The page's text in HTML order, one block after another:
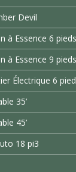
Devil
à Essence 6
à Essence 9
Électrique 6
35’
45’
18 pi3